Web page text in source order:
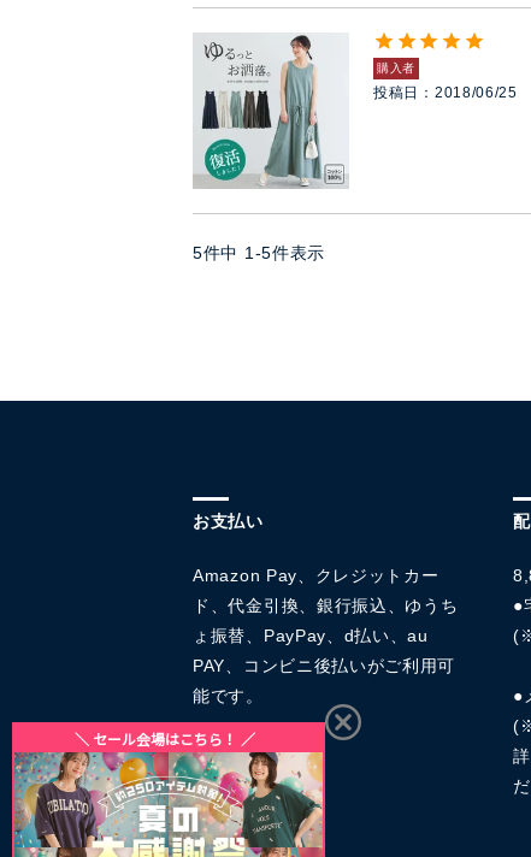
購入者
投稿日 2018/06/25
5件中 1 -5件表示
お支払い
Amazon Pay、クレジットカー
ド、代金引換、銀行振込、ゆうち
ょ振替、PayPay、d払い、au
PAY、コンビニ後払いがご利用可
能です。
●
●